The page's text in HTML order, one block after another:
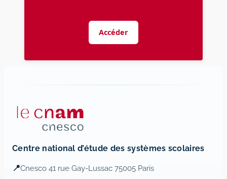
Accéder
Centre national d’étude des systèmes scolaires
📍Cnesco 41 rue Gay-Lussac 75005 Paris